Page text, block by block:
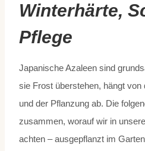
Winterhärte,
Pflege
Japanische Azaleen sind
sie Frost überstehen, hängt
und der Pflanzung ab. Die
zusammen, worauf wir in
achten – ausgepflanzt im